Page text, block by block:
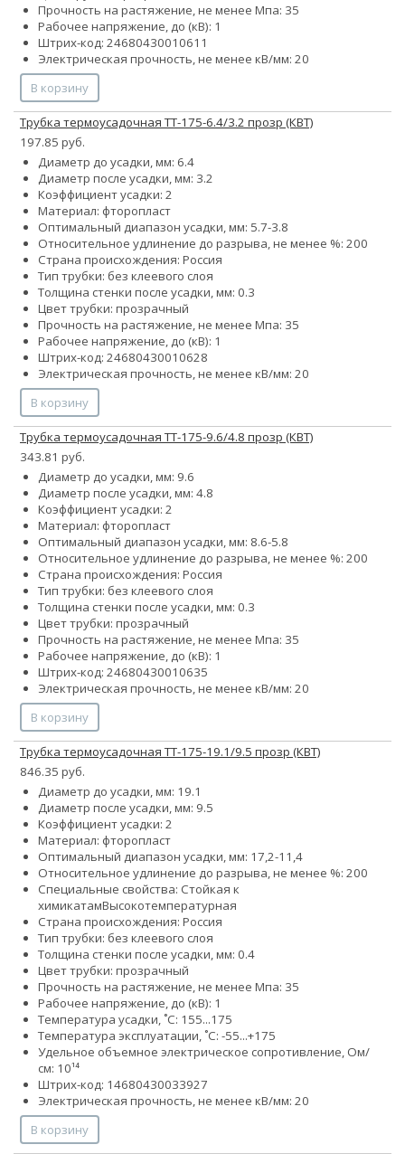
Прочность на растяжение, не менее Мпа: 35
Рабочее напряжение, до (кВ): 1
Штрих-код: 24680430010611
Электрическая прочность, не менее кВ/мм: 20
В корзину
Трубка термоусадочная ТТ-175-6.4/3.2 прозр (КВТ)
197.85 руб.
Диаметр до усадки, мм: 6.4
Диаметр после усадки, мм: 3.2
Коэффициент усадки: 2
Материал: фторопласт
Оптимальный диапазон усадки, мм: 5.7-3.8
Относительное удлинение до разрыва, не менее %: 200
Страна происхождения: Россия
Тип трубки: без клеевого слоя
Толщина стенки после усадки, мм: 0.3
Цвет трубки: прозрачный
Прочность на растяжение, не менее Мпа: 35
Рабочее напряжение, до (кВ): 1
Штрих-код: 24680430010628
Электрическая прочность, не менее кВ/мм: 20
В корзину
Трубка термоусадочная ТТ-175-9.6/4.8 прозр (КВТ)
343.81 руб.
Диаметр до усадки, мм: 9.6
Диаметр после усадки, мм: 4.8
Коэффициент усадки: 2
Материал: фторопласт
Оптимальный диапазон усадки, мм: 8.6-5.8
Относительное удлинение до разрыва, не менее %: 200
Страна происхождения: Россия
Тип трубки: без клеевого слоя
Толщина стенки после усадки, мм: 0.3
Цвет трубки: прозрачный
Прочность на растяжение, не менее Мпа: 35
Рабочее напряжение, до (кВ): 1
Штрих-код: 24680430010635
Электрическая прочность, не менее кВ/мм: 20
В корзину
Трубка термоусадочная ТТ-175-19.1/9.5 прозр (КВТ)
846.35 руб.
Диаметр до усадки, мм: 19.1
Диаметр после усадки, мм: 9.5
Коэффициент усадки: 2
Материал: фторопласт
Оптимальный диапазон усадки, мм: 17,2-11,4
Относительное удлинение до разрыва, не менее %: 200
Специальные свойства: Стойкая к
химикатамВысокотемпературная
Страна происхождения: Россия
Тип трубки: без клеевого слоя
Толщина стенки после усадки, мм: 0.4
Цвет трубки: прозрачный
Прочность на растяжение, не менее Мпа: 35
Рабочее напряжение, до (кВ): 1
Температура усадки, ˚С: 155...175
Температура эксплуатации, ˚С: -55...+175
Удельное объемное электрическое сопротивление, Ом/
см: 10¹⁴
Штрих-код: 14680430033927
Электрическая прочность, не менее кВ/мм: 20
В корзину